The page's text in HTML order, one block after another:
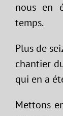
nous en
temps.
Plus de
chantier
qui en a
Mettons